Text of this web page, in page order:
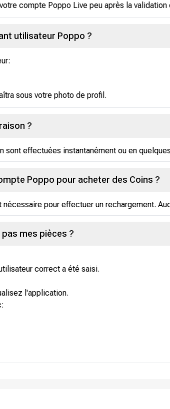
compte Poppo Live peu après la validation
utilisateur Poppo ?
sous votre photo de profil.
?
sont effectuées instantanément ou en
Poppo pour acheter des Coins ?
pour effectuer un rechargement.
mes pièces ?
correct a été saisi.
l'application.